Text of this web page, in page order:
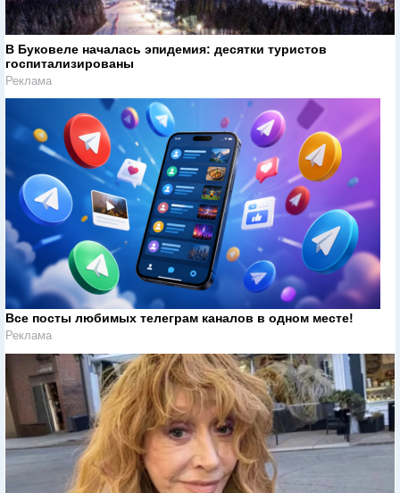
В Буковеле началась эпидемия: десятки туристов
госпитализированы
Реклама
Все посты любимых телеграм каналов в одном месте!
Реклама